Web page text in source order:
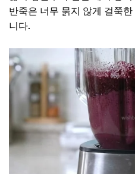
반죽은 너무 묽지 않게 걸쭉
니다.